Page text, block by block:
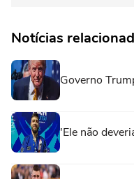
Notícias
Governo
'Ele não